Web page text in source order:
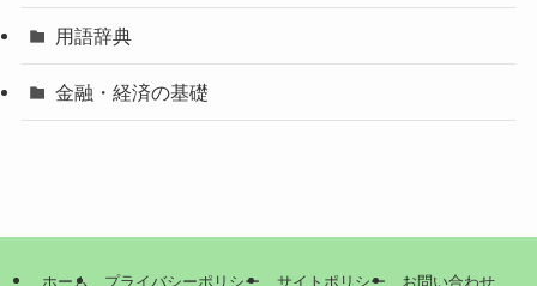
用語辞典
金融・経済の基礎
ホーム プライバシーポリシー サイトポリシー お問い合わせ